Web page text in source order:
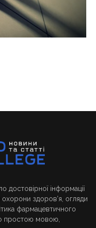
достовірної інформації
здоров’я, огляди
фармацевтичного
простою мовою,